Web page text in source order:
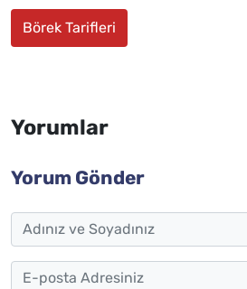
Börek Tarifleri
Yorumlar
Yorum Gönder